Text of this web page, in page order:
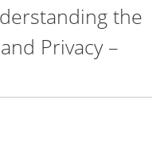
the
Privacy –